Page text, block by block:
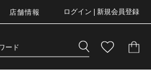
店舗情報 ログイン | 新規会員登録